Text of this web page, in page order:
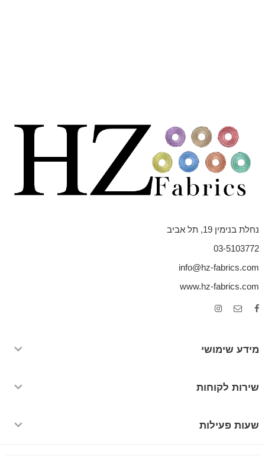
נחלת בנימין 19, תל אביב
03-5103772
info@hz-fabrics.com
www.hz-fabrics.com
מידע שימושי
שירות לקוחות
שעות פעילות